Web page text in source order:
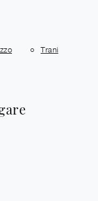
Trani